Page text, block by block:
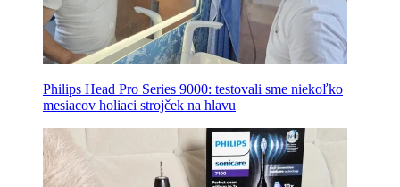
Philips Head Pro Series 9000: testovali sme niekoľko
mesiacov holiaci strojček na hlavu